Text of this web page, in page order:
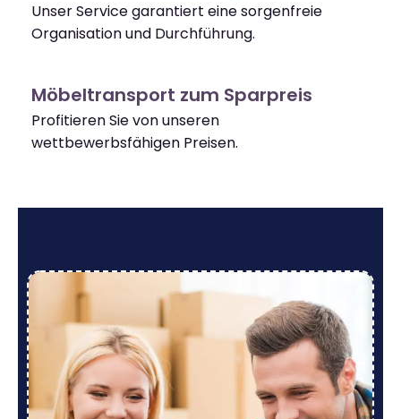
Unser Service garantiert eine sorgenfreie
Organisation und Durchführung.
Möbeltransport zum Sparpreis
Profitieren Sie von unseren
wettbewerbsfähigen Preisen.